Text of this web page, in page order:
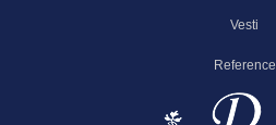
Vesti
Reference